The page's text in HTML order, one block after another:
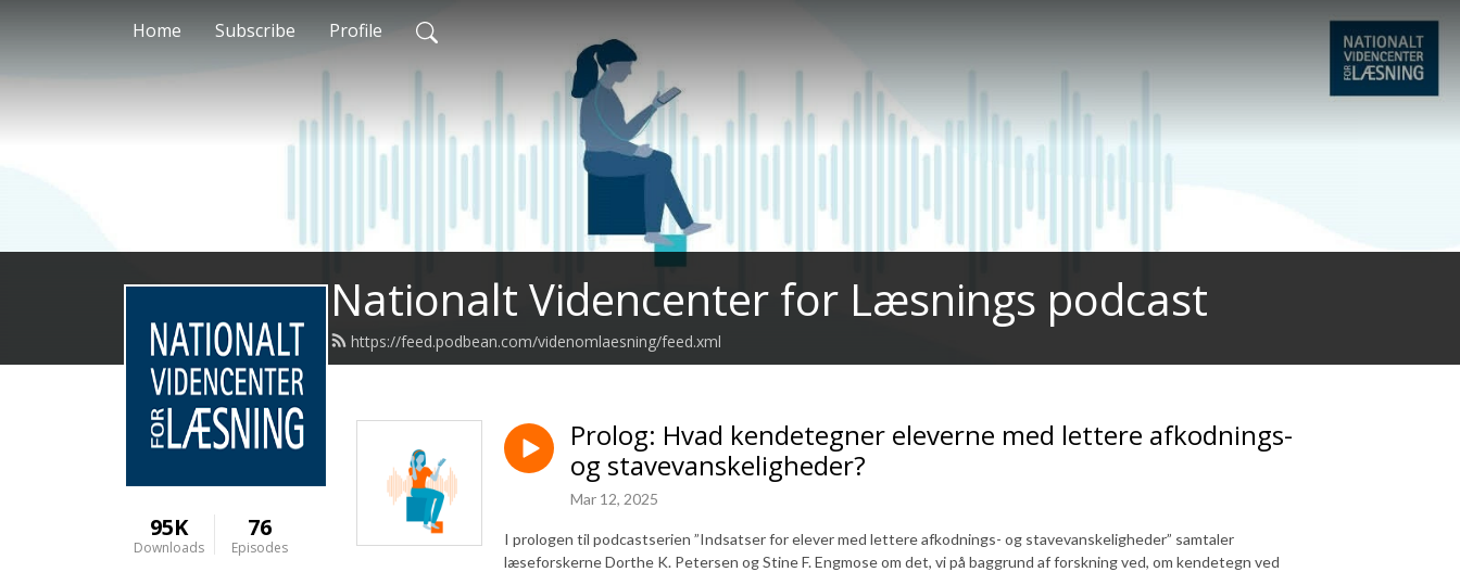
Home Subscribe Profile
Nationalt Videncenter for Læsnings podcast
https://feed.podbean.com/videnomlaesning/feed.xml
95K
Downloads
76
Episodes
Prolog: Hvad kendetegner eleverne med lettere afkodnings-
og stavevanskeligheder?
Mar 12, 2025
I prologen til podcastserien ”Indsatser for elever med lettere afkodnings- og stavevanskeligheder” samtaler
læseforskerne Dorthe K. Petersen og Stine F. Engmose om det, vi på baggrund af forskning ved, om kendetegn ved